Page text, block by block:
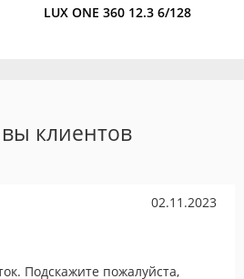
LUX ONE 360 12.3 6/128
клиентов
02.11.2023
Подскажите пожалуйста,